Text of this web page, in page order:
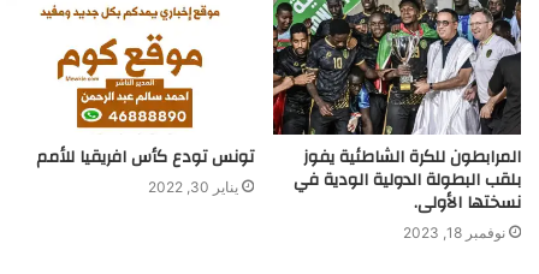
المرابطون للكرة الشاطئية يفوز
بلقب البطولة الدولية الودية في
نسختها الأولى.
نوفمبر 18, 2023
تونس تودع كأس افريقيا للأمم
يناير 30, 2022